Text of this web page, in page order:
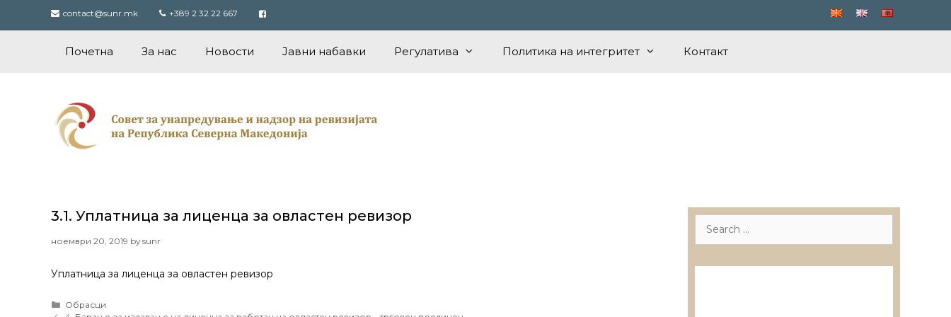
contact@sunr.mk +389 2 32 22 667
Почетна За нас Новости Јавни набавки Регулатива Политика на интегритет Контакт
3.1. Уплатница за лиценца за овластен ревизор
ноември 20, 2019 bysunr
Уплатница за лиценца за овластен ревизор
Categories
Обрасци
Search